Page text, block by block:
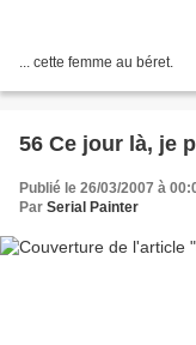
... cette femme au béret.
56 Ce jour là, je
Publié le 26/03/2007 à
Par Serial Painter